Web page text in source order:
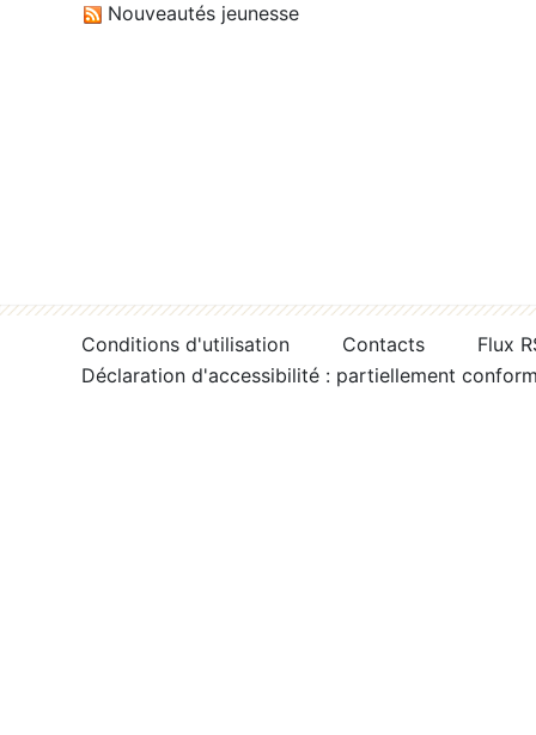
Nouveautés jeunesse
Conditions d'utilisation Contacts
Flux
Déclaration d'accessibilité : partiellement